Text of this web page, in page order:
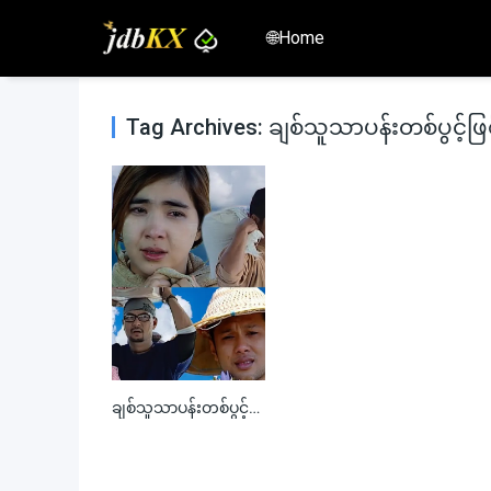
🌐Home
Tag Archives: ချစ်သူသာပန်းတစ်ပွင့်ဖ
0ချစ်သူသာပန်းတစ်ပွင့်ဖြစ်ခဲ့လျှင်